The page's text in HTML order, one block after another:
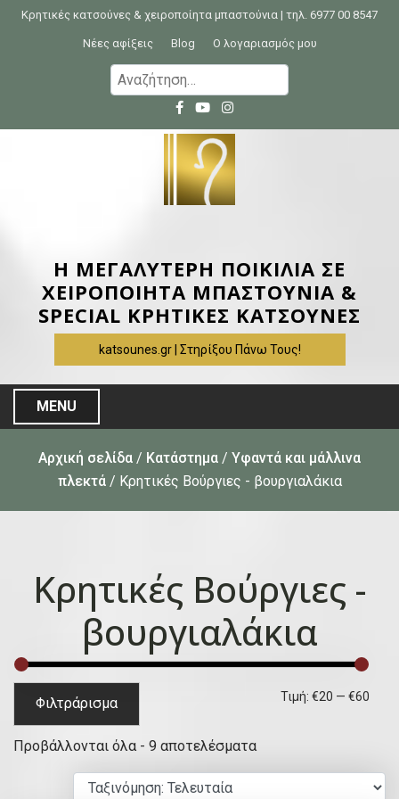
o
Κρητικές κατσούνες & χειροποίητα μπαστούνια | τηλ. 6977 00 8547
Νέες αφίξεις Blog Ο λογαριασμός μου
ν
η
γ
ι
:
Η ΜΕΓΑΛΥΤΕΡΗ ΠΟΙΚΙΛΙΑ ΣΕ
ΧΕΙΡΟΠΟΙΗΤΑ ΜΠΑΣΤΟΥΝΙΑ &
SPECIAL ΚΡΗΤΙΚΕΣ ΚΑΤΣΟΥΝΕΣ
katsounes.gr | Στηρίξου Πάνω Τους!
MENU
Αρχική σελίδα / Κατάστημα / Υφαντά και μάλλινα
πλεκτά/ Κρητικές Βούργιες - βουργιαλάκια
Κρητικές Βούργιες -
βουργιαλάκια
χ
Φιλτράρισμα Τιμή: €20 — €60
Προβάλλονται όλα - 9 αποτελέσματαS